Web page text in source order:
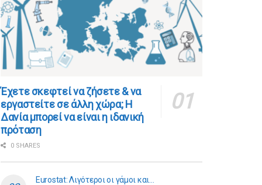
​​Έχετε σκεφτεί να ζήσετε & να
εργαστείτε σε άλλη χώρα; Η
Δανία μπορεί να είναι η ιδανική
πρόταση
0 SHARES
Eurostat: Λιγότεροι οι γάμοι και…